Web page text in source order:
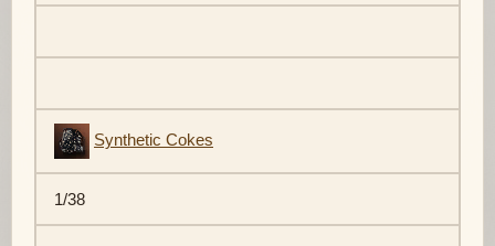
Synthetic Cokes
1/38